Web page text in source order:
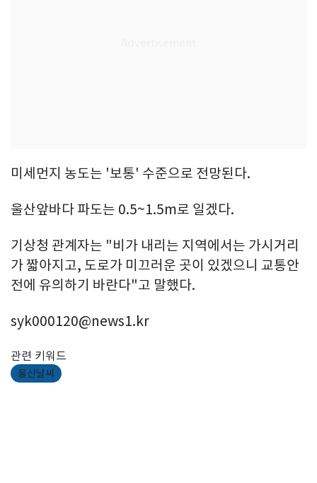
미세먼지 농도는 '보통' 수준으로 전망된다.
울산앞바다 파도는 0.5~1.5m로 일겠다.
기상청 관계자는 "비가 내리는 지역에서는 가시거리
가 짧아지고, 도로가 미끄러운 곳이 있겠으니 교통안
전에 유의하기 바란다"고 말했다.
syk000120@news1.kr
관련 키워드
울산날씨